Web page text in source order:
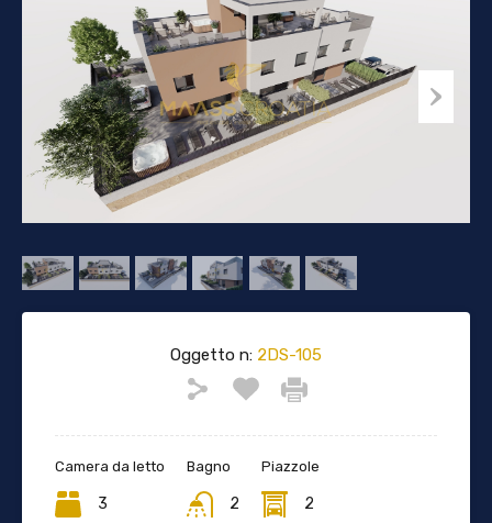
Oggetto n: 2DS-105
Camera da letto
3
Bagno
2
Piazzole
2